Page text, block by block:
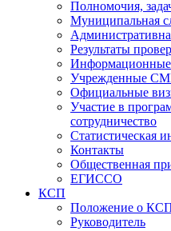
Полномочия,
Муниципальная
Результаты
Учрежденные
Официальные
Участие в
сотрудничество
Статистическая
Контакты
Общественная
ЕГИССО
КСП
Положение о
Руководитель